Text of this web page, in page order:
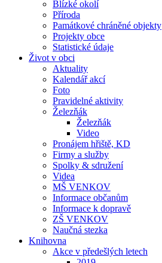
Blízké okolí
Příroda
Památkové chráněné objekty
Projekty obce
Statistické údaje
Život v obci
Aktuality
Kalendář akcí
Foto
Pravidelné aktivity
Železňák
Železňák
Video
Pronájem hřiště, KD
Firmy a služby
Spolky & sdružení
Videa
MŠ VENKOV
Informace občanům
Informace k dopravě
ZŠ VENKOV
Naučná stezka
Knihovna
Akce v předešlých letech